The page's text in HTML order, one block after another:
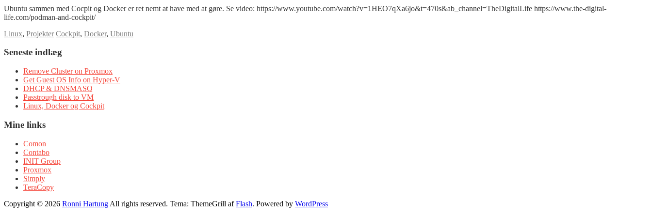
Ubuntu sammen med Cocpit og Docker er ret nemt at have med at gøre. Se video: https://www.youtube.com/watch?v=1HEO7qXa6jo&t=470s&ab_channel=TheDigitalLife https://www.the-digital-
life.com/podman-and-cockpit/
Linux, Projekter Cockpit, Docker, Ubuntu
Seneste indlæg
Remove Cluster on Proxmox
Get Guest OS Info on Hyper-V
DHCP & DNSMASQ
Passtrough disk to VM
Linux, Docker og Cockpit
Mine links
Comon
Contabo
INIT Group
Proxmox
Simply
TeraCopy
Copyright © 2026 Ronni Hartung All rights reserved. Tema: ThemeGrill afFlash. Powered by WordPress